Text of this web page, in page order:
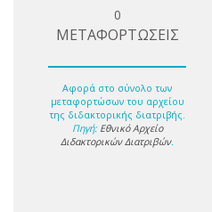
0
ΜΕΤΑΦΟΡΤΩΣΕΙΣ
Αφορά στο σύνολο των
μεταφορτώσων του αρχείου
της διδακτορικής διατριβής.
Πηγή: Εθνικό Αρχείο
Διδακτορικών Διατριβών.